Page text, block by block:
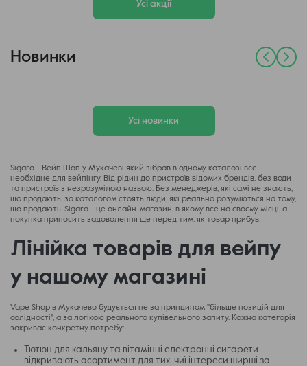
Усі акції
Новинки
Усі новинки
Sigara - Вейп Шоп у Мукачеві який зібрав в одному каталозі все
необхідне для вейпінгу. Від рідин до пристроїв відомих брендів, без води
та пристроїв з незрозумілою назвою. Без менеджерів, які самі не знають,
що продають, за каталогом стоять люди, які реально розуміються на тому,
що продають. Sigara - це онлайн-магазин, в якому все на своєму місці, а
покупка приносить задоволення ще перед тим, як товар прибув.
Лінійка товарів для вейпу
у нашому магазині
Vape Shop в Мукачево будується не за принципом "більше позицій для
солідності", а за логікою реального купівельного запиту. Кожна категорія
закриває конкретну потребу:
Тютюн для кальяну та вітамінні електронні сигарети
відкривають асортимент для тих, чиї інтереси ширші за